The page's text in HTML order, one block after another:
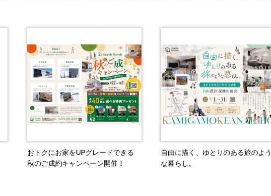
おトクにお家をUPグレードできる
秋のご成約キャンペーン開催！
自由に描く、ゆとりのある旅のよう
な暮らし。